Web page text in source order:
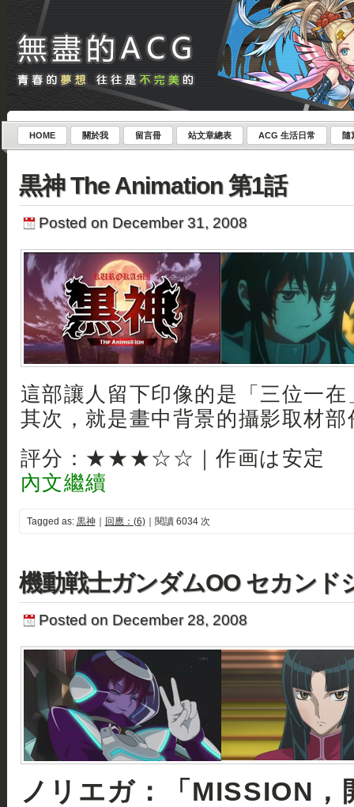
HOME 關於我 留言冊 站文章總表 ACG 生活日常 隨
黒神 The Animation 第1話
Posted on December 31, 2008
這部讓人留下印像的是「三位一
其次，就是畫中背景的攝影取材部
評分：★★★☆☆｜作画は安定
內文繼續
Tagged as: 黒神｜ 回應：(6)｜閱讀 6034 次
機動戦士ガンダムOO セカンド
Posted on December 28, 2008
ノリエガ：「MISSION，